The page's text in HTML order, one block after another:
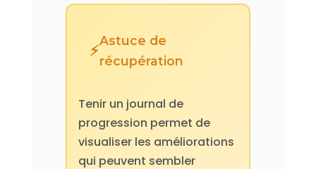
Astuce de
récupération
Tenir un journal de
progression permet de
visualiser les améliorations
qui peuvent sembler